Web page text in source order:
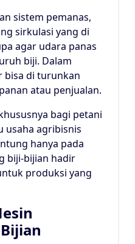
sistem pemanas,
sirkulasi yang di
agar udara panas
biji. Dalam
bisa di turunkan
atau penjualan.
bagi petani
usaha agribisnis
hanya pada
biji-bijian hadir
produksi yang